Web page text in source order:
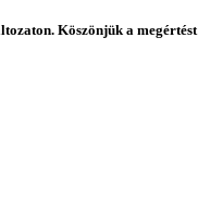
Köszönjük a megértést